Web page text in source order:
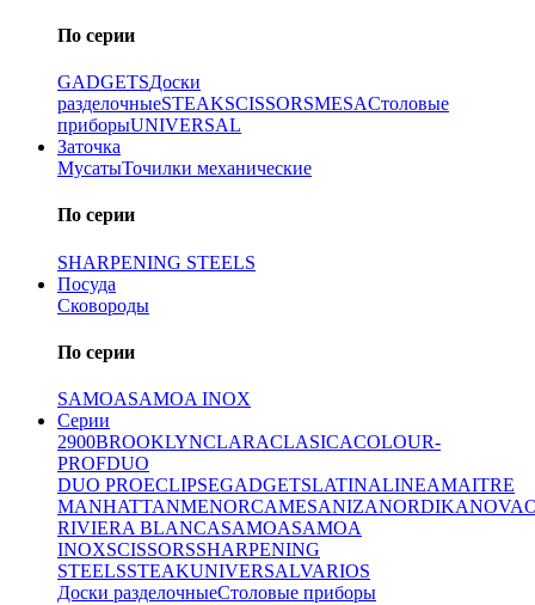
По серии
GADGETSДоски
разделочныеSTEAKSCISSORSMESAСтоловые
приборыUNIVERSAL
Заточка
МусатыТочилки механические
По серии
SHARPENING STEELS
Посуда
Сковороды
По серии
SAMOASAMOA INOX
Серии
2900BROOKLYNCLARACLASICACOLOUR-
PROFDUO
DUO PROECLIPSEGADGETSLATINALINEAMAITRE
MANHATTANMENORCAMESANIZANORDIKANOVA
RIVIERA BLANCASAMOASAMOA
INOXSCISSORSSHARPENING
STEELSSTEAKUNIVERSALVARIOS
Доски разделочныеСтоловые приборы